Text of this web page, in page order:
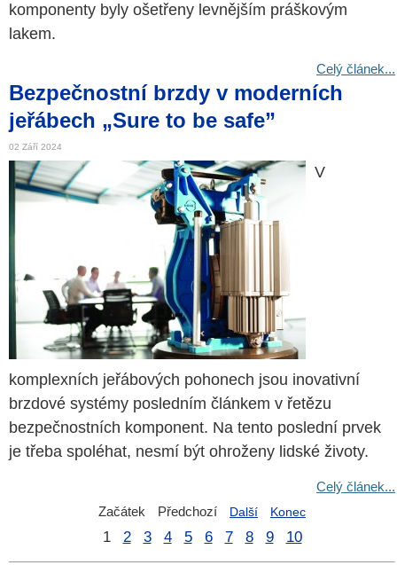
komponenty byly ošetřeny levnějším práškovým
lakem.
Celý článek...
Bezpečnostní brzdy v moderních
jeřábech „Sure to be safe”
02 Září 2024
V
komplexních jeřábových pohonech jsou inovativní
brzdové systémy posledním článkem v řetězu
bezpečnostních komponent. Na tento poslední prvek
je třeba spoléhat, nesmí být ohroženy lidské životy.
Celý článek...
Začátek Předchozí Další Konec
1 2 3 4 5 6 7 8 9 10